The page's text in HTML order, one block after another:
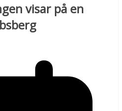
visar på en